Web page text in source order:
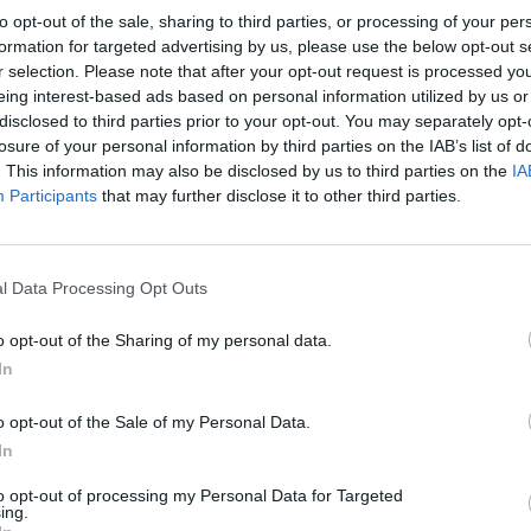
opt-out of the sale, sharing to third parties, or processing of your
for targeted advertising by us, please use the below opt-out
selection. Please note that after your opt-out request is processed
interest-based ads based on personal information utilized by us
to third parties prior to your opt-out. You may separately
of your personal information by third parties on the IAB’s list of
This information may also be disclosed by us to third parties on the
Participants that may further disclose it to other third parties.
Data Processing Opt Outs
opt-out of the Sharing of my personal data.
opt-out of the Sale of my Personal Data.
opt-out of processing my Personal Data for Targeted
Il se manifeste 6 mois à un an après
? Ce symptômes est-il courant ?
positive sur 3
les symptômes du Covid long selon Santé
des symptômes du Covidplus de trois mois
souvent, d’une fatigue intense, de
cognitifs. Cette affection peut être très longue.
1.3k
1.3k
4